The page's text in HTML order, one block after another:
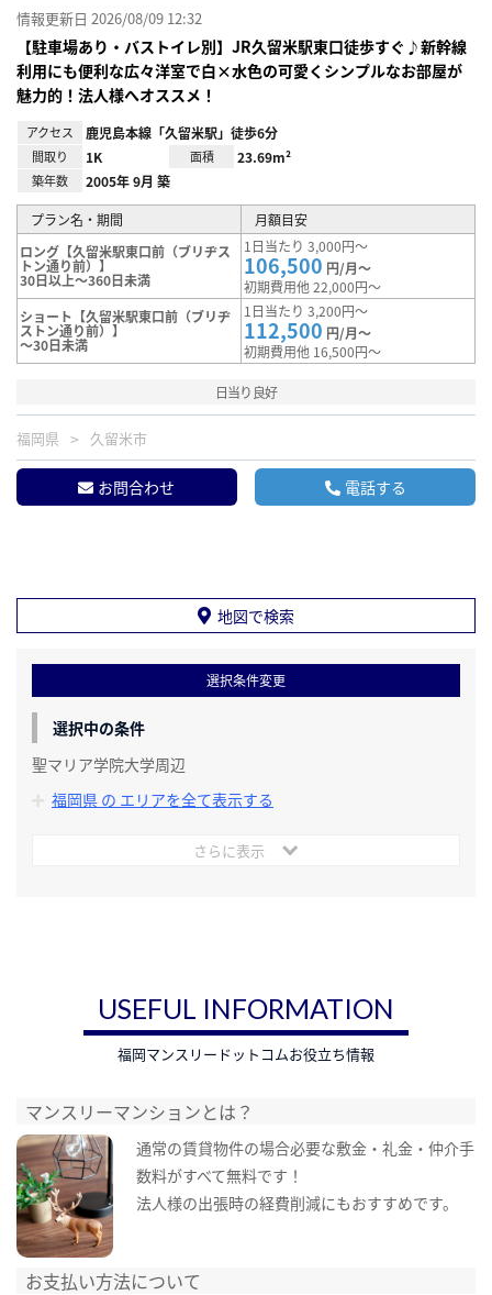
情報更新日 2026/08/09 12:32
【駐車場あり・バストイレ別】JR久留米駅東口徒歩すぐ♪新幹線
利用にも便利な広々洋室で白×水色の可愛くシンプルなお部屋が
魅力的！法人様へオススメ！
アクセス 鹿児島本線「久留米駅」徒歩6分
間取り 1K 面積 23.69m²
築年数 2005年 9月 築
プラン名・期間
月額目安
ロング【久留米駅東口前（ブリヂス
トン通り前）】
30日以上～360日未満
1日当たり 3,000円～
106,500 円/月～
初期費用他 22,000円～
ショート【久留米駅東口前（ブリヂ
ストン通り前）】
～30日未満
1日当たり 3,200円～
112,500 円/月～
初期費用他 16,500円～
日当り良好
福岡県 久留米市
お問合わせ 電話する
地図で検索
選択条件変更
選択中の条件
聖マリア学院大学周辺
福岡県 の エリアを全て表示する
さらに表示
USEFUL INFORMATION
福岡マンスリードットコムお役立ち情報
マンスリーマンションとは？
通常の賃貸物件の場合必要な敷金・礼金・仲介手
数料がすべて無料です！
法人様の出張時の経費削減にもおすすめです。
お支払い方法について